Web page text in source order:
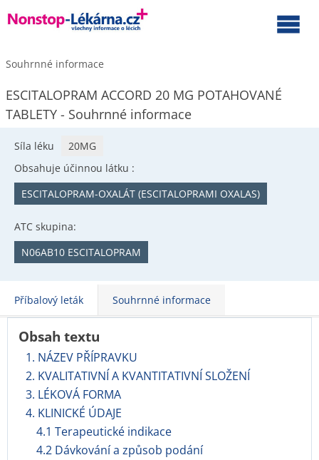
Souhrnné informace
ESCITALOPRAM ACCORD 20 MG POTAHOVANÉ
TABLETY - Souhrnné informace
Síla léku
20MG
Obsahuje účinnou látku :
ESCITALOPRAM-OXALÁT (ESCITALOPRAMI OXALAS)
ATC skupina:
N06AB10 ESCITALOPRAM
Příbalový leták Souhrnné informace
Obsah textu
1. NÁZEV PŘÍPRAVKU
2. KVALITATIVNÍ A KVANTITATIVNÍ SLOŽENÍ
3. LÉKOVÁ FORMA
4. KLINICKÉ ÚDAJE
4.1 Terapeutické indikace
4.2 Dávkování a způsob podání